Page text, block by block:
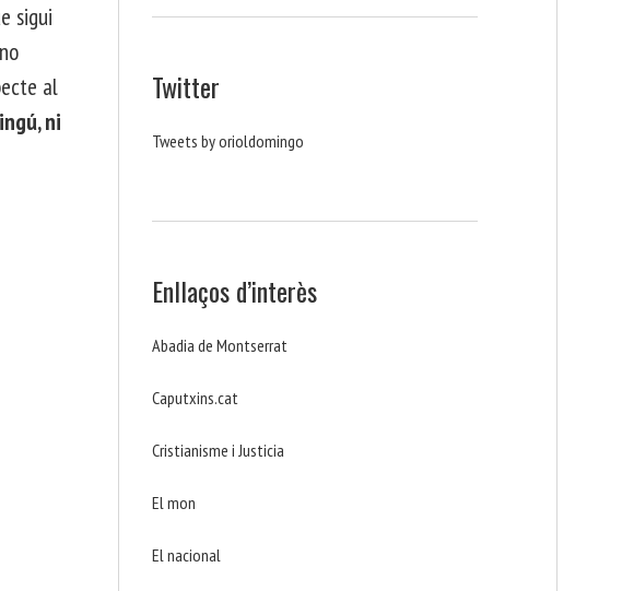
sigui
al
ni
Twitter
Tweets by orioldomingo
Enllaços d’interès
Abadia de Montserrat
Caputxins.cat
Cristianisme i Justicia
El mon
El nacional